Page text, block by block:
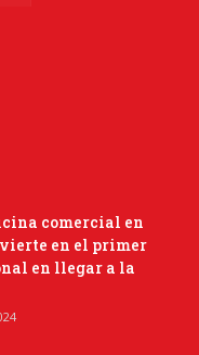
comercial en
en el primer
en llegar a la